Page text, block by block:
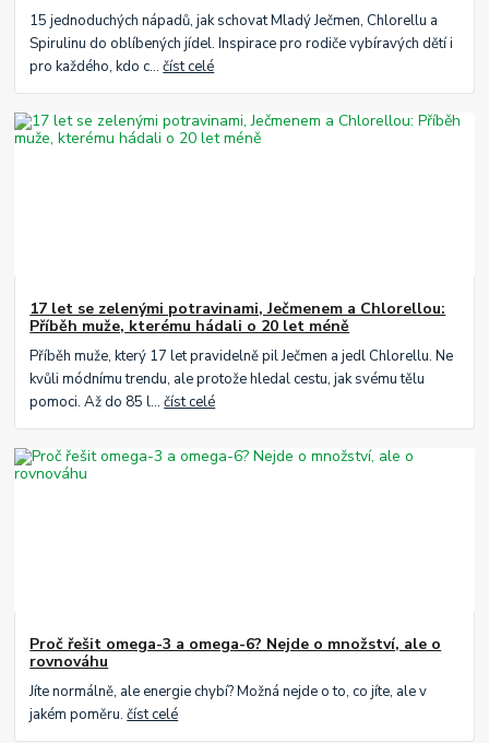
15 jednoduchých nápadů, jak schovat Mladý Ječmen, Chlorellu a
Spirulinu do oblíbených jídel. Inspirace pro rodiče vybíravých dětí i
pro každého, kdo c...číst celé
17 let se zelenými potravinami, Ječmenem a Chlorellou:
Příběh muže, kterému hádali o 20 let méně
Příběh muže, který 17 let pravidelně pil Ječmen a jedl Chlorellu. Ne
kvůli módnímu trendu, ale protože hledal cestu, jak svému tělu
pomoci. Až do 85 l...číst celé
Proč řešit omega-3 a omega-6? Nejde o množství, ale o
rovnováhu
Jíte normálně, ale energie chybí? Možná nejde o to, co jíte, ale v
jakém poměru.číst celé